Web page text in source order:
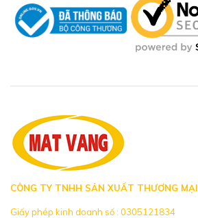
CÔNG TY TNHH SẢN XUẤT THƯƠNG MẠI
Giấy phép kinh doanh số : 0305121834